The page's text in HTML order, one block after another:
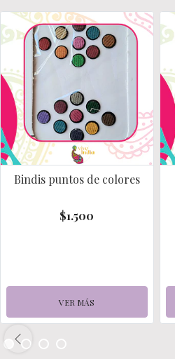
Bindis puntos de colores
$1.500
VER MÁS